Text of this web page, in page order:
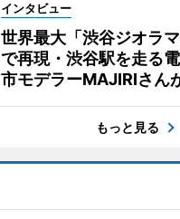
インタビュー
世界最大「渋谷ジオラ
で再現・渋谷駅を走る
市モデラーMAJIRIさん
もっと見る